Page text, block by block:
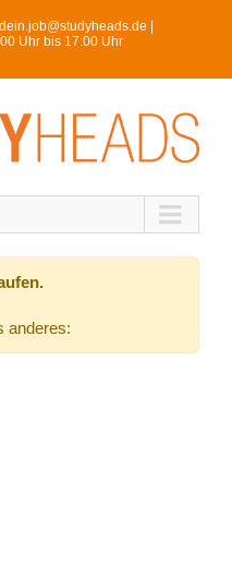
dein.job@studyheads.de |
Uhr bis 17:00 Uhr
anderes: